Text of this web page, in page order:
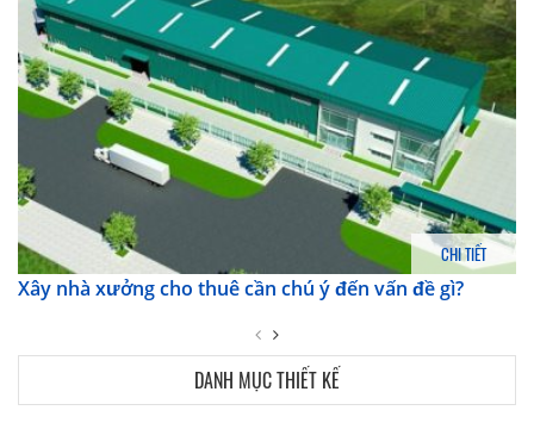
CHI TIẾT
Xây nhà xưởng cho thuê cần chú ý đến vấn đề gì?
DANH MỤC THIẾT KẾ